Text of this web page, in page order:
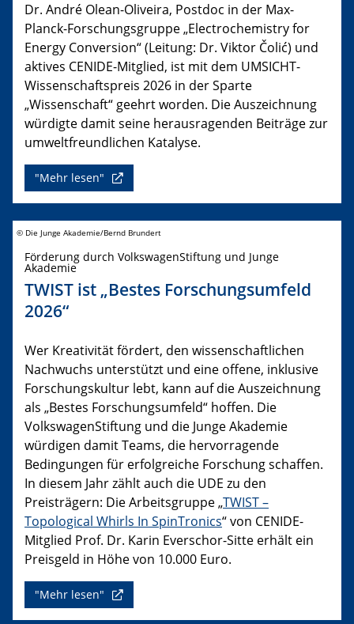
Dr. André Olean-Oliveira, Postdoc in der Max-
Planck-Forschungsgruppe „Electrochemistry for
Energy Conversion“ (Leitung: Dr. Viktor Čolić) und
aktives CENIDE-Mitglied, ist mit dem UMSICHT-
Wissenschaftspreis 2026 in der Sparte
„Wissenschaft“ geehrt worden. Die Auszeichnung
würdigte damit seine herausragenden Beiträge zur
umweltfreundlichen Katalyse.
"Mehr lesen"
© Die Junge Akademie/Bernd Brundert
Förderung durch VolkswagenStiftung und Junge
Akademie
TWIST ist „Bestes Forschungsumfeld
2026“
Wer Kreativität fördert, den wissenschaftlichen
Nachwuchs unterstützt und eine offene, inklusive
Forschungskultur lebt, kann auf die Auszeichnung
als „Bestes Forschungsumfeld“ hoffen. Die
VolkswagenStiftung und die Junge Akademie
würdigen damit Teams, die hervorragende
Bedingungen für erfolgreiche Forschung schaffen.
In diesem Jahr zählt auch die UDE zu den
Preisträgern: Die Arbeitsgruppe „TWIST –
Topological Whirls In SpinTronics“ von CENIDE-
Mitglied Prof. Dr. Karin Everschor-Sitte erhält ein
Preisgeld in Höhe von 10.000 Euro.
"Mehr lesen"